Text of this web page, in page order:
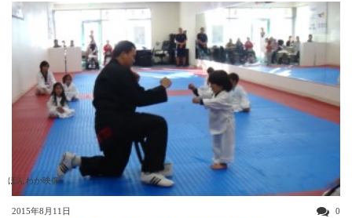
ほんわか映像
2015年8月11日 0